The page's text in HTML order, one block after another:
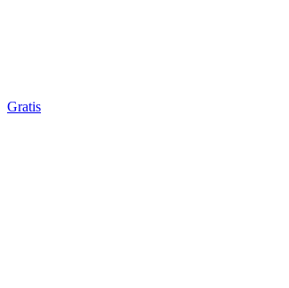
Gratis